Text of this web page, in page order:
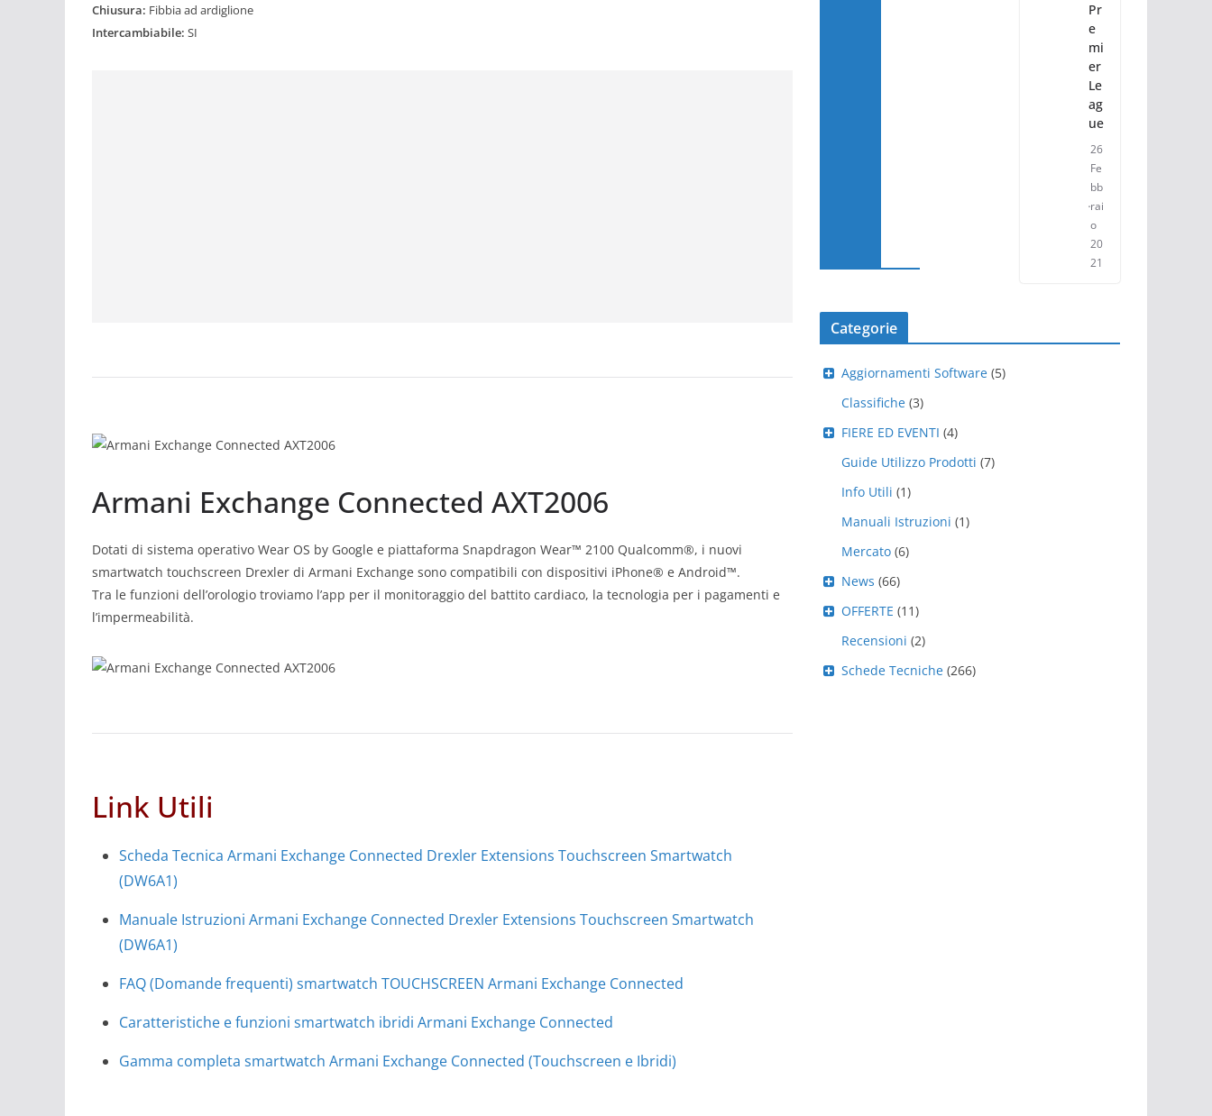
Chiusura: Fibbia ad ardiglione
Intercambiabile: SI
Armani Exchange Connected AXT2006
Dotati di sistema operativo Wear OS by Google e piattaforma Snapdragon Wear™ 2100 Qualcomm®, i nuovi
smartwatch touchscreen Drexler di Armani Exchange sono compatibili con dispositivi iPhone® e Android™.
Tra le funzioni dell’orologio troviamo l’app per il monitoraggio del battito cardiaco, la tecnologia per i pagamenti e
l’impermeabilità.
Link Utili
Scheda Tecnica Armani Exchange Connected Drexler Extensions Touchscreen Smartwatch
(DW6A1)
Manuale Istruzioni Armani Exchange Connected Drexler Extensions Touchscreen Smartwatch
(DW6A1)
FAQ (Domande frequenti) smartwatch TOUCHSCREEN Armani Exchange Connected
Caratteristiche e funzioni smartwatch ibridi Armani Exchange Connected
Gamma completa smartwatch Armani Exchange Connected (Touchscreen e Ibridi)
Pr
e
mi
er
Le
ag
ue
26
Fe
bb
rai
o
20
21
Categorie
Aggiornamenti Software(5)
Classifiche(3)
FIERE ED EVENTI (4)
Guide Utilizzo Prodotti (7)
Info Utili (1)
Manuali Istruzioni (1)
Mercato(6)
News (66)
OFFERTE (11)
Recensioni (2)
Schede Tecniche(266)